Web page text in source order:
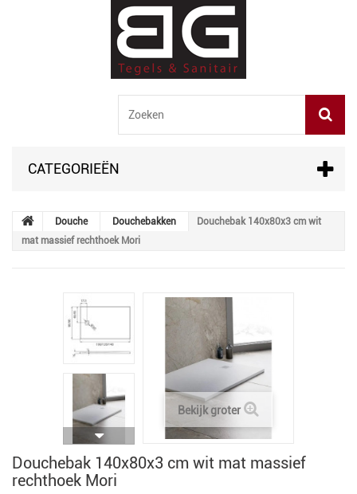
CATEGORIEËN
Douche Douchebakken
Douchebak 140x80x3 cm wit
mat massief rechthoek Mori
Bekijk groter
Douchebak 140x80x3 cm wit mat massief
rechthoek Mori